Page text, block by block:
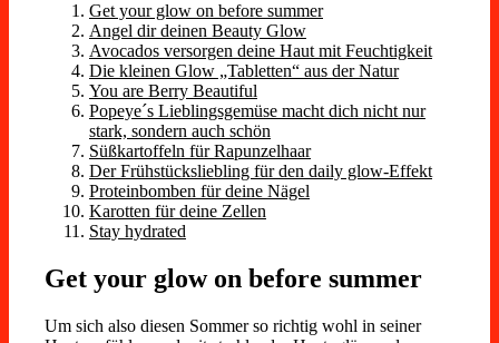
Get your glow on before summer
Angel dir deinen Beauty Glow
Avocados versorgen deine Haut mit Feuchtigkeit
Die kleinen Glow „Tabletten“ aus der Natur
You are Berry Beautiful
Popeye´s Lieblingsgemüse macht dich nicht nur
stark, sondern auch schön
Süßkartoffeln für Rapunzelhaar
Der Frühstücksliebling für den daily glow-Effekt
Proteinbomben für deine Nägel
Karotten für deine Zellen
Stay hydrated
Get your glow on before summer
Um sich also diesen Sommer so richtig wohl in seiner